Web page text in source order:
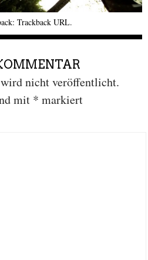
Trackback URL.
nicht veröffentlicht.
mit * markiert